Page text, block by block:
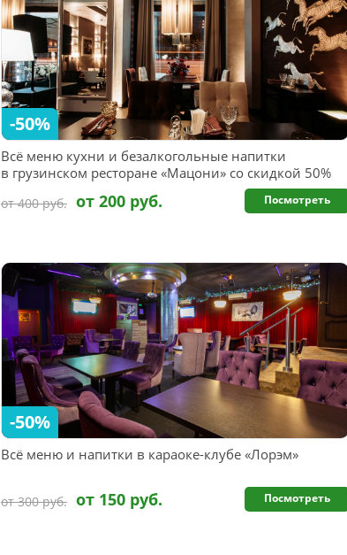
Всё меню кухни и безалкогольные напитки
в грузинском ресторане «Мацони» со скидкой 50%
-50%
от 400 руб. от 200 руб. Посмотреть
Всё меню и напитки в караоке-клубе «Лорэм»
-50%
от 300 руб. от 150 руб. Посмотреть